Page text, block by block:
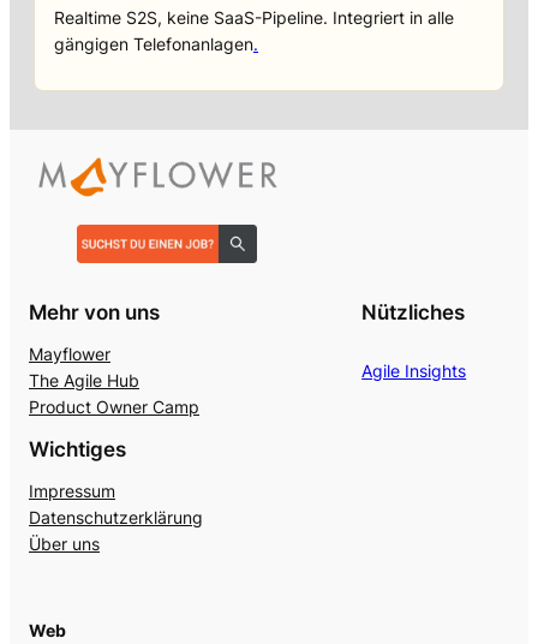
Realtime S2S, keine SaaS-Pipeline. Integriert in alle
gängigen Telefonanlagen.
Mehr von uns
Mayflower
The Agile Hub
Product Owner Camp
Nützliches
Agile Insights
Wichtiges
Impressum
Datenschutzerklärung
Über uns
Web